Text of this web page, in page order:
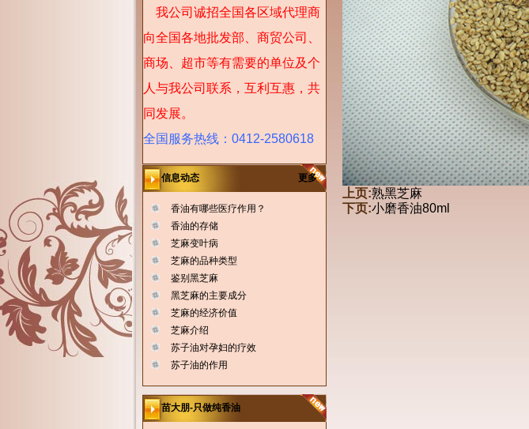
我公司诚招全国各区域代理商
向全国各地批发部、商贸公司、
商场、超市等有需要的单位及个
人与我公司联系，互利互惠，共
同发展。
全国服务热线：0412-2580618
更多
信息动态
香油有哪些医疗作用？
香油的存储
芝麻变叶病
芝麻的品种类型
鉴别黑芝麻
黑芝麻的主要成分
芝麻的经济价值
芝麻介绍
苏子油对孕妇的疗效
苏子油的作用
苗大朋-只做纯香油
上页:熟黑芝麻
下页:小磨香油80ml